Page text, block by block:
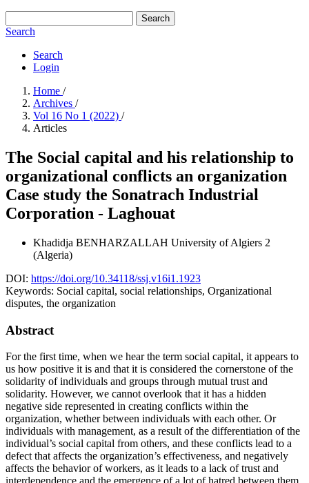
Search
Search
Search
Login
Home /
Archives /
Vol 16 No 1 (2022) /
Articles
The Social capital and his relationship to
organizational conflicts an organization
Case study the Sonatrach Industrial
Corporation - Laghouat
Khadidja BENHARZALLAH University of Algiers 2
(Algeria)
DOI: https://doi.org/10.34118/ssj.v16i1.1923
Keywords: Social capital, social relationships, Organizational
disputes, the organization
Abstract
For the first time, when we hear the term social capital, it appears to
us how positive it is and that it is considered the cornerstone of the
solidarity of individuals and groups through mutual trust and
solidarity. However, we cannot overlook that it has a hidden
negative side represented in creating conflicts within the
organization, whether between individuals with each other. Or
individuals with management, as a result of the differentiation of the
individual’s social capital from others, and these conflicts lead to a
defect that affects the organization’s effectiveness, and negatively
affects the behavior of workers, as it leads to a lack of trust and